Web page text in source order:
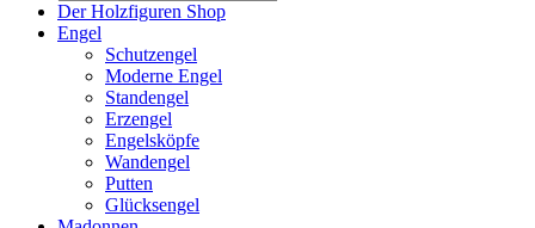
Der Holzfiguren Shop
Engel
Schutzengel
Moderne Engel
Standengel
Erzengel
Engelsköpfe
Wandengel
Putten
Glücksengel